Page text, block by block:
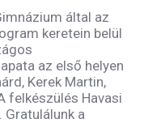
által az
keretein belül
az első helyen
Kerek Martin,
felkészülés Havasi
a